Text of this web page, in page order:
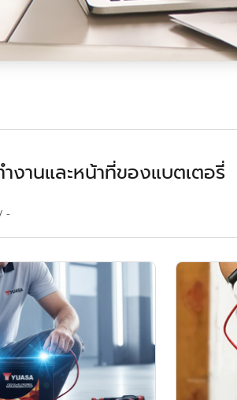
งานและหน้าที่ของแบตเตอรี่
-